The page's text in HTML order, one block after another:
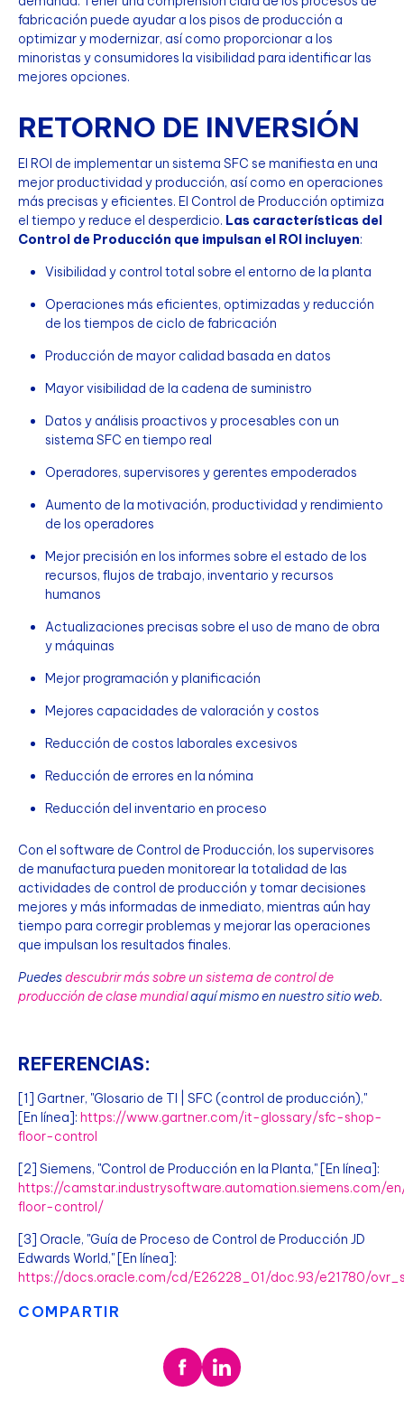
fabricación puede ayudar a los pisos de producción a
optimizar y modernizar, así como proporcionar a los
minoristas y consumidores la visibilidad para identificar las
mejores opciones.
RETORNO DE INVERSIÓN
El ROI de implementar un sistema SFC se manifiesta en una
mejor productividad y producción, así como en operaciones
más precisas y eficientes. El Control de Producción optimiza
el tiempo y reduce el desperdicio. Las características del
Control de Producción que impulsan el ROI incluyen:
Visibilidad y control total sobre el entorno de la planta
Operaciones más eficientes, optimizadas y reducción
de los tiempos de ciclo de fabricación
Producción de mayor calidad basada en datos
Mayor visibilidad de la cadena de suministro
Datos y análisis proactivos y procesables con un
sistema SFC en tiempo real
Operadores, supervisores y gerentes empoderados
Aumento de la motivación, productividad y rendimiento
de los operadores
Mejor precisión en los informes sobre el estado de los
recursos, flujos de trabajo, inventario y recursos
humanos
Actualizaciones precisas sobre el uso de mano de obra
y máquinas
Mejor programación y planificación
Mejores capacidades de valoración y costos
Reducción de costos laborales excesivos
Reducción de errores en la nómina
Reducción del inventario en proceso
Con el software de Control de Producción, los supervisores
de manufactura pueden monitorear la totalidad de las
actividades de control de producción y tomar decisiones
mejores y más informadas de inmediato, mientras aún hay
tiempo para corregir problemas y mejorar las operaciones
que impulsan los resultados finales.
Puedesdescubrir más sobre un sistema de control de
producción de clase mundialaquí mismo en nuestro sitio web.
REFERENCIAS:
[1] Gartner, "Glosario de TI | SFC (control de producción),"
[En línea]: https://www.gartner.com/it-glossary/sfc-shop-
floor-control
[2] Siemens, "Control de Producción en la Planta," [En línea]:
https://camstar.industrysoftware.automation.siemens.com/
floor-control/
[3] Oracle, "Guía de Proceso de Control de Producción JD
Edwards World," [En línea]:
https://docs.oracle.com/cd/E26228_01/doc.93/e21780/
COMPARTIR